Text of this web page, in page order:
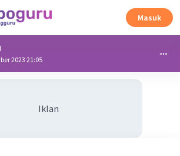
Masuk
2023 21:05
Iklan